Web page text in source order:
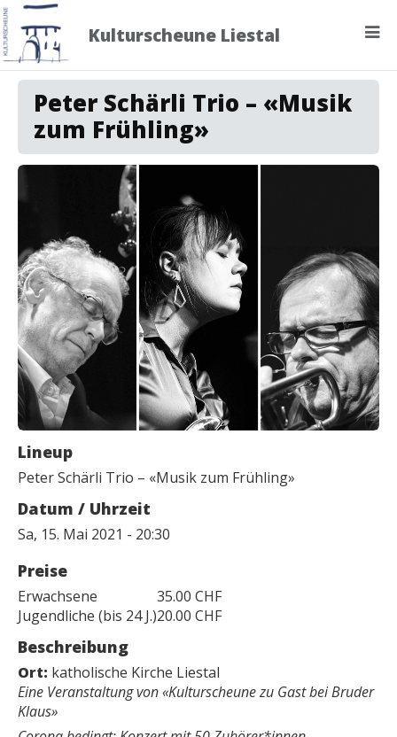
Kulturscheune Liestal
Archiv
Über uns
Kontakt
Newsletter
abmelden
Peter Schärli Trio – «Musik
zum Frühling»
Lineup
Peter Schärli Trio – «Musik zum Frühling»
Datum / Uhrzeit
Sa, 15. Mai 2021 - 20:30
Preise
Erwachsene
35.00 CHF
Jugendliche (bis 24 J.)20.00 CHF
Beschreibung
Ort: katholische Kirche Liestal
Eine Veranstaltung von «Kulturscheune zu Gast bei Bruder
Klaus»